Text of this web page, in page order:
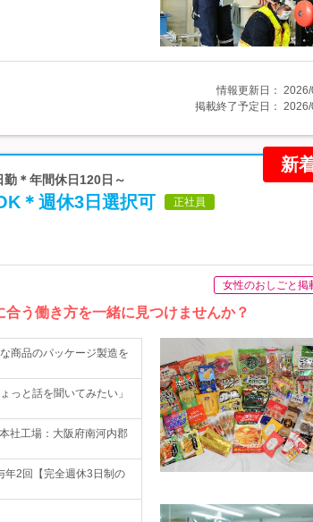
情報更新日：
掲載終了予定日：
新
＊年間休日120日～
＊週休3日選択可 正社員
女性のおしごと掲
う働き方を一緒に見つけませんか？
商品のパッケージ製造を
っと話を聞いてみたい」
社工場：大阪府南河内郡
年2回【完全週休3日制の